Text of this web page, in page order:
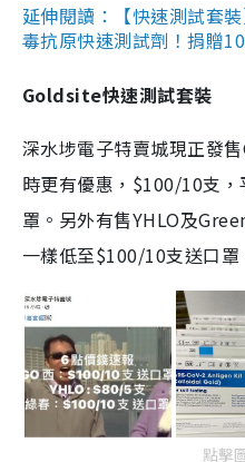
延伸閱讀：【快速測試套
毒抗原快速測試劑！捐贈
Goldsite快速測試套裝
深水埗電子特賣城現正發
時更有優惠，$100/10支
罩。另外有售YHLO及
一樣低至$100/10支送口罩
點擊